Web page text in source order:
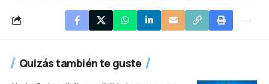
Quizás también te guste